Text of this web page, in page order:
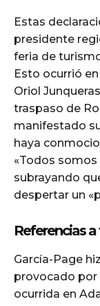
Estas
presidente
feria de
Esto ocurrió
Oriol
traspaso de
manifestado
haya
«Todos somos
subrayando
despertar un
Referencias
García-Page
provocado por
ocurrida en